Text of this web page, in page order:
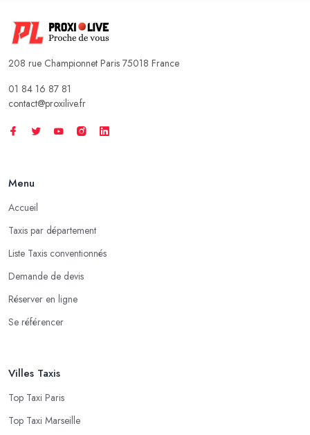
208 rue Championnet Paris 75018 France
01 84 16 87 81
contact@proxilive.fr
Menu
Accueil
Taxis par département
Liste Taxis conventionnés
Demande de devis
Réserver en ligne
Se référencer
Villes Taxis
Top Taxi Paris
Top Taxi Marseille